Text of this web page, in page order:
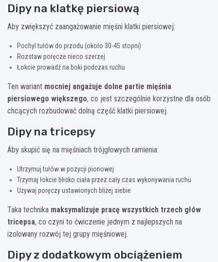
Dipy na klatkę piersiową
Aby zwiększyć zaangażowanie mięśni klatki piersiowej:
Pochyl tułów do przodu (około 30-45 stopni)
Rozstaw poręcze nieco szerzej
Łokcie prowadź na boki podczas ruchu
Ten wariant mocniej angażuje dolne partie mięśnia
piersiowego większego, co jest szczególnie korzystne dla osób
chcących rozbudować dolną część klatki piersiowej.
Dipy na tricepsy
Aby skupić się na mięśniach trójgłowych ramienia:
Utrzymuj tułów w pozycji pionowej
Trzymaj łokcie blisko ciała przez cały czas wykonywania ruchu
Używaj poręczy ustawionych bliżej siebie
Taka technika maksymalizuje pracę wszystkich trzech głów
tricepsa, co czyni to ćwiczenie jednym z najlepszych na
izolowany rozwój tej grupy mięśniowej.
Dipy z dodatkowym obciążeniem